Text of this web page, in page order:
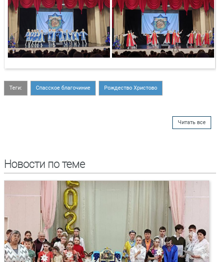
Теги: Спасское благочиние Рождество Христово
Читать все
Новости по теме